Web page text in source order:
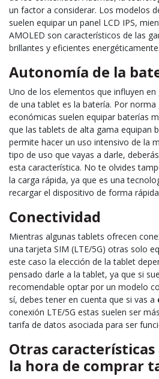
un factor a considerar. Los modelos
suelen equipar un panel LCD IPS,
AMOLED son característicos de las
brillantes y eficientes energéticamente.
Autonomía de la
Uno de los elementos que influyen
de una tablet es la batería. Por norma
económicas suelen equipar baterías
que las tablets de alta gama equipan
permite hacer un uso intensivo de la
tipo de uso que vayas a darle,
esta característica. No te olvides
la carga rápida, ya que es una
recargar el dispositivo de forma
Conectividad
Mientras algunas tablets ofrecen
una tarjeta SIM (LTE/5G) otras solo
este caso la elección de la tablet
pensado darle a la tablet, ya que si
recomendable optar por un modelo
sí, debes tener en cuenta que si vas a
conexión LTE/5G estas suelen ser
tarifa de datos asociada para ser
Otras
la hora de comprar